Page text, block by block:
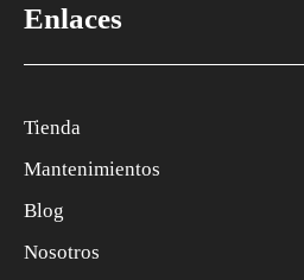
Enlaces
Tienda
Mantenimientos
Blog
Nosotros